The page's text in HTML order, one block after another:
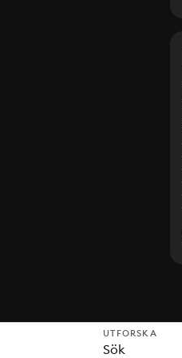
UTFORSKA
Sök